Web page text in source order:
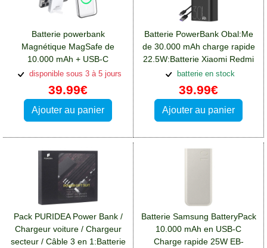
Batterie powerbank
Magnétique MagSafe de
10.000 mAh + USB-C
20W:Batterie Xiaomi Redmi
Note 12(5G)
disponible sous 3 à 5 jours
39.99€
Ajouter au panier
Batterie PowerBank Obal:Me
de 30.000 mAh charge rapide
22.5W:Batterie Xiaomi Redmi
Note 12(5G)
batterie en stock
39.99€
Ajouter au panier
Pack PURIDEA Power Bank /
Chargeur voiture / Chargeur
secteur / Câble 3 en 1:Batterie
Batterie Samsung BatteryPack
10.000 mAh en USB-C
Charge rapide 25W EB-